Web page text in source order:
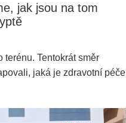
jak jsou na tom
terénu. Tentokrát směr
jaká je zdravotní péče
zdravotní péči našim